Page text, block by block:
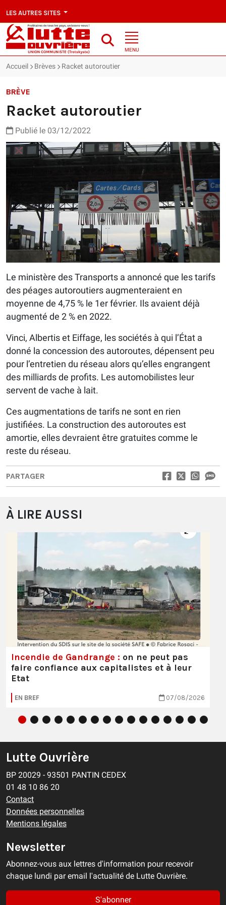
LES AUTRES SITES
MENU
Accueil Brèves Racket autoroutier
BRÈVE
Racket autoroutier
Publié le 03/12/2022
Le ministère des Transports a annoncé que les tarifs
des péages autoroutiers augmenteraient en
moyenne de 4,75 % le 1er février. Ils avaient déjà
augmenté de 2 % en 2022.
Vinci, Albertis et Eiffage, les sociétés à qui l’État a
donné la concession des autoroutes, dépensent peu
pour l’entretien du réseau alors qu’elles engrangent
des milliards de profits. Les automobilistes leur
servent de vache à lait.
Ces augmentations de tarifs ne sont en rien
justifiées. La construction des autoroutes est
amortie, elles devraient être gratuites comme le
reste du réseau.
PARTAGER
À LIRE AUSSI
Incendie de Gandrange : on ne peut pas
faire confiance aux capitalistes et à leur
Etat
EN BREF 07/08/2026
Lutte Ouvrière
BP 20029 - 93501 PANTIN CEDEX
01 48 10 86 20
Contact
Données personnelles
Mentions légales
Newsletter
Abonnez-vous aux lettres d'information pour recevoir
chaque lundi par email l'actualité de Lutte Ouvrière.
S'abonner